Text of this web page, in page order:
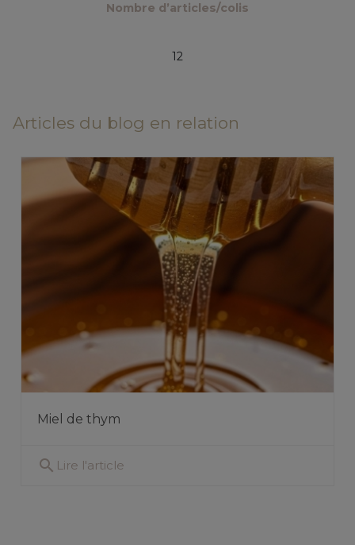
Nombre d’articles/colis
12
Articles du blog en relation
Miel de thym
search Lire l'article